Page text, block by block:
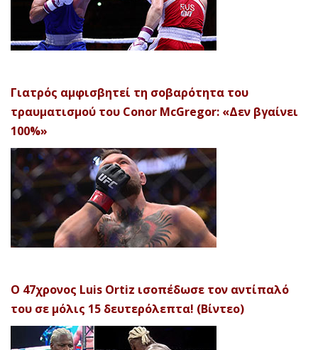
Γιατρός αμφισβητεί τη σοβαρότητα του
τραυματισμού του Conor McGregor: «Δεν βγαίνει
100%»
Ο 47χρονος Luis Ortiz ισοπέδωσε τον αντίπαλό
του σε μόλις 15 δευτερόλεπτα! (Βίντεο)